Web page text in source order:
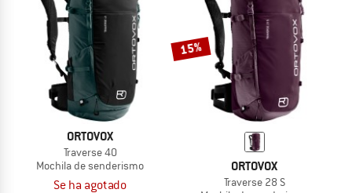
ORTOVOX
Traverse 40
Mochila de senderismo
Se ha agotado
15%
ORTOVOX
Traverse 28 S